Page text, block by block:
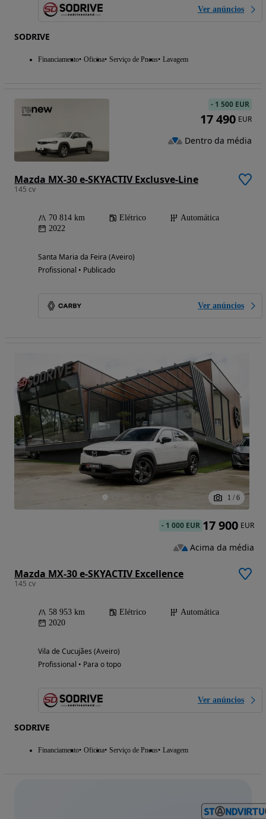
Ver anúncios
SODRIVE
Financiamento Oficina Serviço de Pneus Lavagem
Mazda MX-30 e-SKYACTIV Exclusve-Line
145 cv
70 814 km Elétrico
Automática
2022
Santa Maria da Feira (Aveiro)
Profissional • Publicado
Ver anúncios
- 1 500 EUR
17 490 EUR
Dentro da média
1 / 6
Mazda MX-30 e-SKYACTIV Excellence
145 cv
58 953 km Elétrico
Automática
2020
Vila de Cucujães (Aveiro)
Profissional • Para o topo
Ver anúncios
SODRIVE
Financiamento Oficina Serviço de Pneus Lavagem
- 1 000 EUR 17 900 EUR
Acima da média